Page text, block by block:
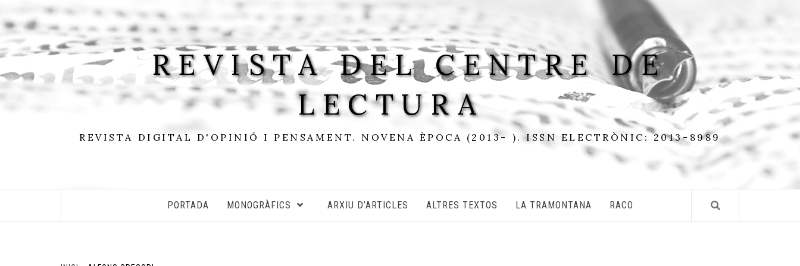
to
content
REVISTA DEL CENTRE DE
LECTURA
REVISTA DIGITAL D'OPINIÓ I PENSAMENT. NOVENA ÈPOCA (2013- ). ISSN ELECTRÒNIC: 2013-8989
PORTADA MONOGRÀFICS ARXIU D’ARTICLES ALTRES TEXTOS LA TRAMONTANA RACO